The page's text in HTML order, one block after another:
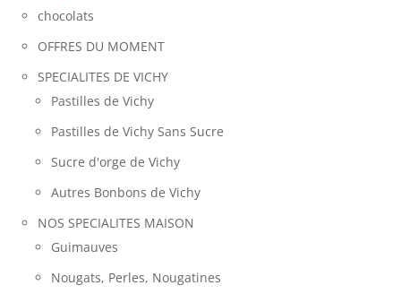
chocolats
OFFRES DU MOMENT
SPECIALITES DE VICHY
Pastilles de Vichy
Pastilles de Vichy Sans Sucre
Sucre d'orge de Vichy
Autres Bonbons de Vichy
NOS SPECIALITES MAISON
Guimauves
Nougats, Perles, Nougatines